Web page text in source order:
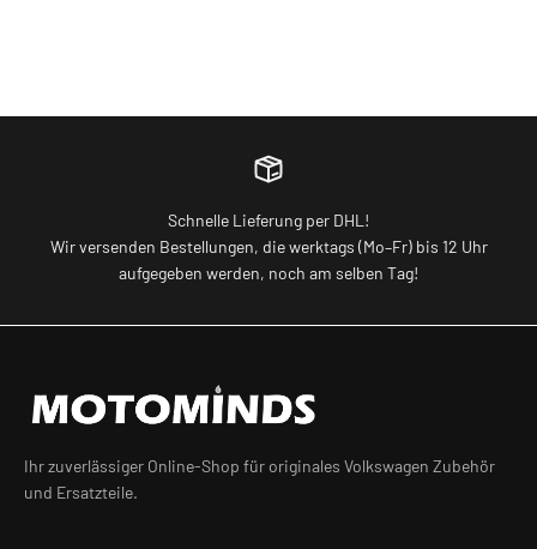
Schnelle Lieferung per DHL!
Wir versenden Bestellungen, die werktags (Mo–Fr) bis 12 Uhr
aufgegeben werden, noch am selben Tag!
Ihr zuverlässiger Online-Shop für originales Volkswagen Zubehör
und Ersatzteile.